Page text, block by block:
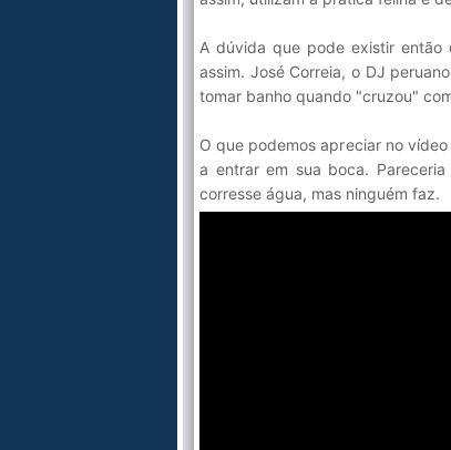
A dúvida que pode existir então
assim. José Correia, o DJ
tomar banho quando "cruzou"
O que podemos apreciar no
a entrar em sua boca.
corresse água, mas ninguém faz.